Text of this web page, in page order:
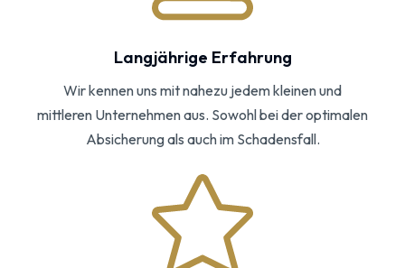
Langjährige Erfahrung
Wir kennen uns mit nahezu jedem kleinen und
mittleren Unternehmen aus. Sowohl bei der optimalen
Absicherung als auch im Schadensfall.